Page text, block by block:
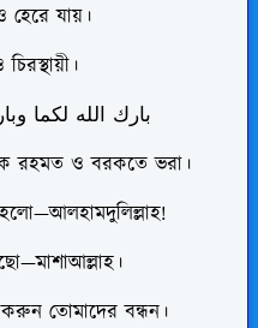
যায়।
بارك الله لكما
রহমত ও বরকতে ভরা।
তোমাদের বন্ধন।